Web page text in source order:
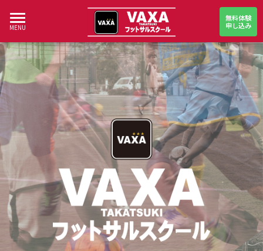
MENU
無料体験
申し込み